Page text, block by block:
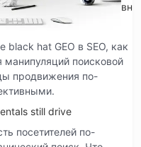
black hat GEO в SEO, как
поисковой
продвижения по-
still drive
посетителей по-